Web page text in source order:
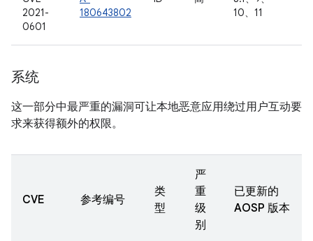
2021-
0601
180643802
10、11
系统
这一部分中最严重的漏洞可让本地恶意应用绕过用户互动要
求来获得额外的权限。
CVE 参考编号
类
型
严
重
级
别
已更新的
AOSP 版本